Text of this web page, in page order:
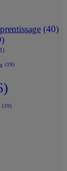
(40)
(19)
(19)